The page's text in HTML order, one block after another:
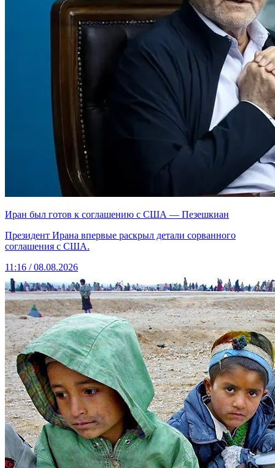
Иран был готов к соглашению с США — Пезешкиан
Президент Ирана впервые раскрыл детали сорванного
соглашения с США.
11:16 / 08.08.2026